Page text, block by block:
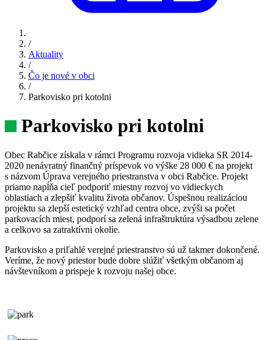
/
Aktuality
/
Čo je nové v obci
/
Parkovisko pri kotolni
Parkovisko pri kotolni
Obec Rabčice získala v rámci Programu rozvoja vidieka SR 2014-
2020 nenávratný finančný príspevok vo výške 28 000 € na projekt
s názvom Úprava verejného priestranstva v obci Rabčice. Projekt
priamo napĺňa cieľ podporiť miestny rozvoj vo vidieckych
oblastiach a zlepšiť kvalitu života občanov. Úspešnou realizáciou
projektu sa zlepší estetický vzhľad centra obce, zvýši sa počet
parkovacích miest, podporí sa zelená infraštruktúra výsadbou zelene
a celkovo sa zatraktívni okolie.
Parkovisko a priľahlé verejné priestranstvo sú už takmer dokončené.
Veríme, že nový priestor bude dobre slúžiť všetkým občanom aj
návštevníkom a prispeje k rozvoju našej obce.